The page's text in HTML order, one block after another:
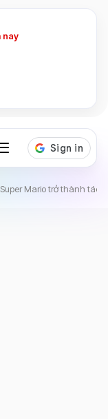
nay
Mario trở thành tác